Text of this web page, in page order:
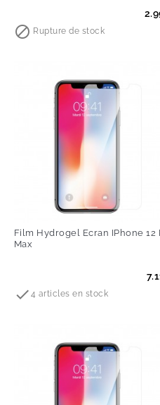
 Rupture de stock
Film Hydrogel Ecran IPhone 12
Max
 4 articles en stock